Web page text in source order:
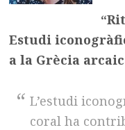
Estudi
a la Grècia
L’estudi
coral ha